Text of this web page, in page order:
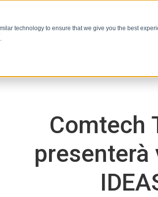
technology to ensure that we give you the best
Comtech
presenterà